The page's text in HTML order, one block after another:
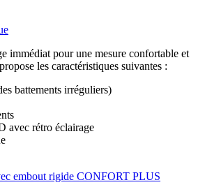
immédiat pour une mesure confortable et
les caractéristiques suivantes :
battements irréguliers)
avec rétro éclairage
embout rigide CONFORT PLUS